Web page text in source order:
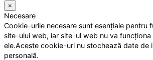
×
Necesare
Cookie-urile necesare sunt esențiale pentru
site-ului web, iar site-ul web nu va
ele.Aceste cookie-uri nu stochează date de
personală.